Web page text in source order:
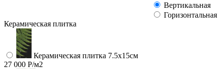
Вертикальная
Горизонтальная
Керамическая плитка
Керамическая плитка 7.5х15см
27 000 Р/м2